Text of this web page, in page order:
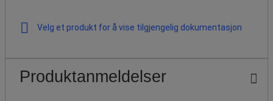
Velg et produkt for å vise tilgjengelig dokumentasjon
Produktanmeldelser